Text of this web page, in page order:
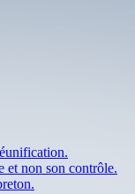
et non son contrôle.